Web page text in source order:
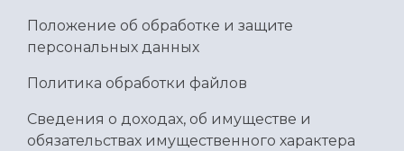
Положение об обработке и защите
персональных данных
Политика обработки файлов
Сведения о доходах, об имуществе и
обязательствах имущественного характера